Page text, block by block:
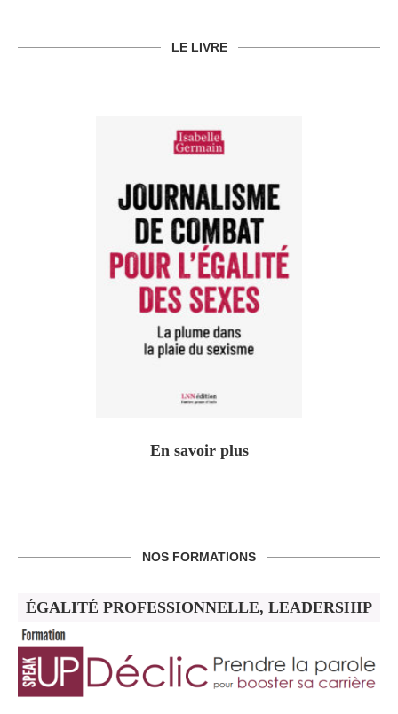
LE LIVRE
En savoir plus
NOS FORMATIONS
ÉGALITÉ PROFESSIONNELLE, LEADERSHIP